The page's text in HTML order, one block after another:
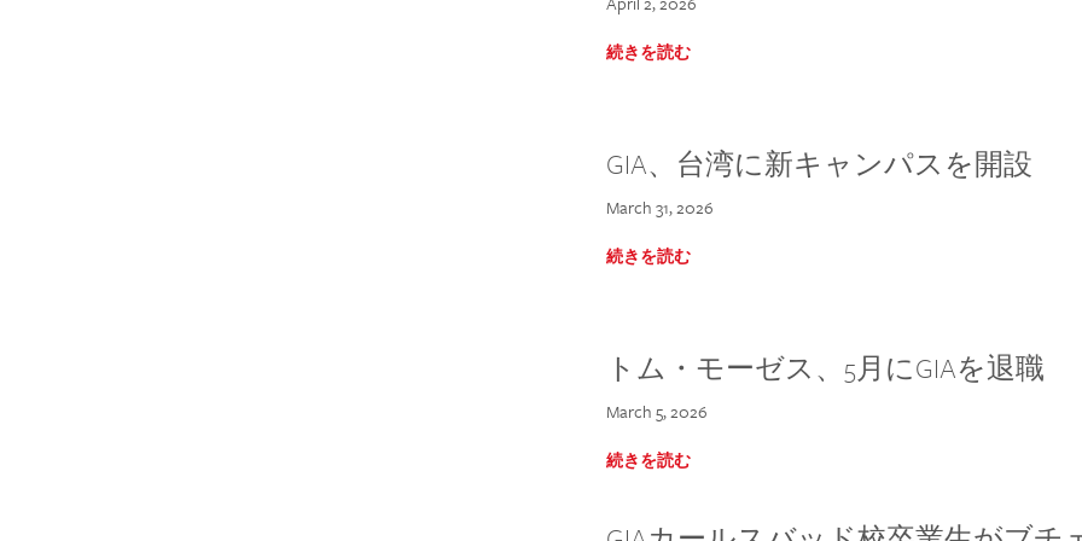
続きを読む
GIA、台湾に新キャンパスを開設
March 31, 2026
続きを読む
トム・モーゼス、5月にGIAを退職
March 5, 2026
続きを読む